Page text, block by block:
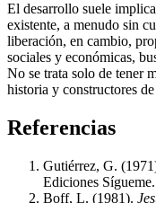
El desarrollo suele
existente, a menudo sin
liberación, en cambio,
sociales y económicas,
No se trata solo de tener
historia y constructores
Referencias
Gutiérrez, G.
Ediciones Sígueme.
Boff, L. (1981).